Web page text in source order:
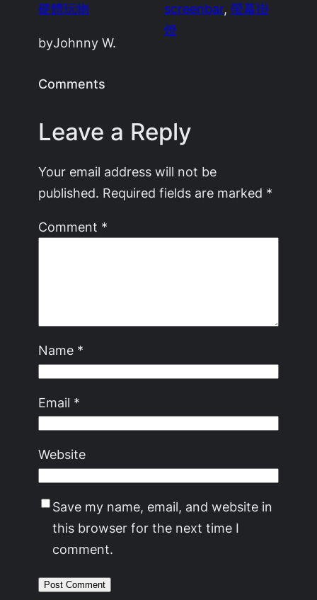
硬體玩物
byJohnny W.
screenbar, 螢幕掛
燈
Comments
Leave a Reply
Your email address will not be
published. Required fields are marked *
Comment *
Name *
Email *
Website
Save my name, email, and website in
this browser for the next time I
comment.